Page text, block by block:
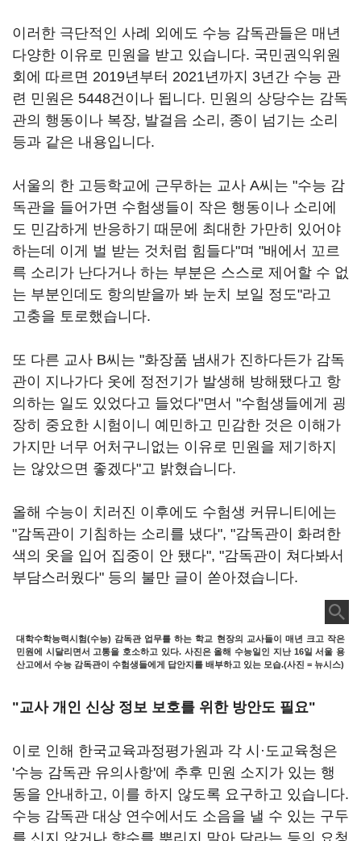
이러한 극단적인 사례 외에도 수능 감독관들은 매년
다양한 이유로 민원을 받고 있습니다. 국민권익위원
회에 따르면 2019년부터 2021년까지 3년간 수능 관
련 민원은 5448건이나 됩니다. 민원의 상당수는 감독
관의 행동이나 복장, 발걸음 소리, 종이 넘기는 소리
등과 같은 내용입니다.
서울의 한 고등학교에 근무하는 교사 A씨는 "수능 감
독관을 들어가면 수험생들이 작은 행동이나 소리에
도 민감하게 반응하기 때문에 최대한 가만히 있어야
하는데 이게 벌 받는 것처럼 힘들다"며 "배에서 꼬르
륵 소리가 난다거나 하는 부분은 스스로 제어할 수 없
는 부분인데도 항의받을까 봐 눈치 보일 정도"라고
고충을 토로했습니다.
또 다른 교사 B씨는 "화장품 냄새가 진하다든가 감독
관이 지나가다 옷에 정전기가 발생해 방해됐다고 항
의하는 일도 있었다고 들었다"면서 "수험생들에게 굉
장히 중요한 시험이니 예민하고 민감한 것은 이해가
가지만 너무 어처구니없는 이유로 민원을 제기하지
는 않았으면 좋겠다"고 밝혔습니다.
올해 수능이 치러진 이후에도 수험생 커뮤니티에는
"감독관이 기침하는 소리를 냈다", "감독관이 화려한
색의 옷을 입어 집중이 안 됐다", "감독관이 쳐다봐서
부담스러웠다" 등의 불만 글이 쏟아졌습니다.
대학수학능력시험(수능) 감독관 업무를 하는 학교 현장의 교사들이 매년 크고 작은
민원에 시달리면서 고통을 호소하고 있다. 사진은 올해 수능일인 지난 16일 서울 용
산고에서 수능 감독관이 수험생들에게 답안지를 배부하고 있는 모습.(사진 = 뉴시스)
"교사 개인 신상 정보 보호를 위한 방안도 필요"
이로 인해 한국교육과정평가원과 각 시·도교육청은
'수능 감독관 유의사항'에 추후 민원 소지가 있는 행
동을 안내하고, 이를 하지 않도록 요구하고 있습니다.
수능 감독관 대상 연수에서도 소음을 낼 수 있는 구두
를 신지 않거나 향수를 뿌리지 말아 달라는 등의 요청